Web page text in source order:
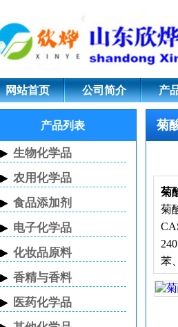
菊酸乙酯;97-41-
网站首页 公司简介 产
菊
菊
菊
苯
制
进
产品列表
生物化学品
农用化学品
食品添加剂
电子化学品
化妆品原料
香精与香料
医药化学品